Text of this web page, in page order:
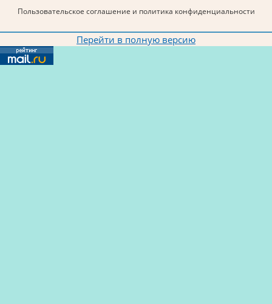
Пользовательское соглашение и политика конфиденциальности
Перейти в полную версию